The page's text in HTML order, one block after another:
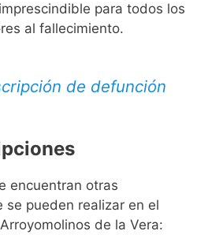
para todos los
al fallecimiento.
de defunción
encuentran otras
se pueden realizar en el
de la Vera: